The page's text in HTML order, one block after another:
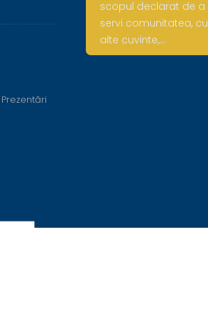
Prezentări
scopul declarat de a
servi comunitatea, cu
alte cuvinte,…